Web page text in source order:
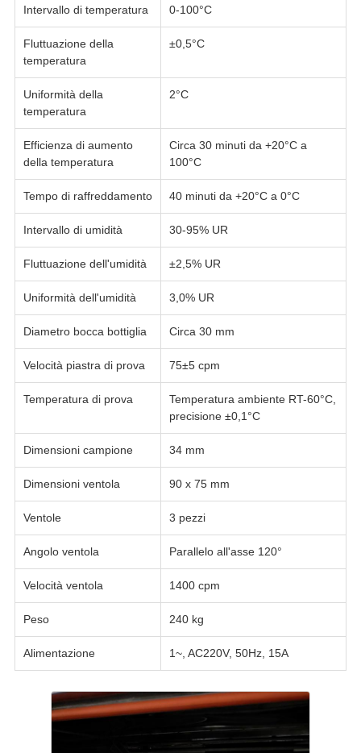
Intervallo di temperatura 0-100°C
Fluttuazione della
temperatura
±0,5°C
Uniformità della
temperatura
2°C
Efficienza di aumento
della temperatura
Circa 30 minuti da +20°C a
100°C
Tempo di raffreddamento 40 minuti da +20°C a 0°C
Intervallo di umidità 30-95% UR
Fluttuazione dell'umidità ±2,5% UR
Uniformità dell'umidità 3,0% UR
Diametro bocca bottiglia Circa 30 mm
Velocità piastra di prova 75±5 cpm
Temperatura di prova
Temperatura ambiente RT-60°C,
precisione ±0,1°C
Dimensioni campione 34 mm
Dimensioni ventola 90 x 75 mm
Ventole 3 pezzi
Angolo ventola Parallelo all'asse 120°
Velocità ventola 1400 cpm
Peso 240 kg
Alimentazione 1~, AC220V, 50Hz, 15A